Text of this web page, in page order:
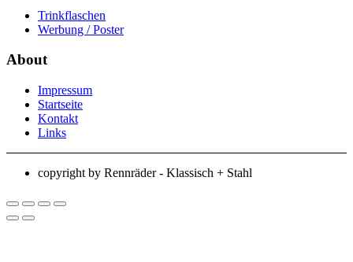
Trinkflaschen
Werbung / Poster
About
Impressum
Startseite
Kontakt
Links
copyright by Rennräder - Klassisch + Stahl